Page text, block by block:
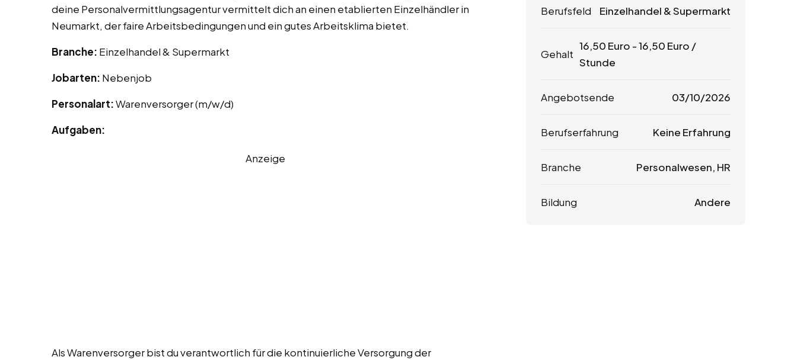
deine Personalvermittlungsagentur vermittelt dich an einen etablierten Einzelhändler in
Neumarkt, der faire Arbeitsbedingungen und ein gutes Arbeitsklima bietet.
Branche: Einzelhandel & Supermarkt
Jobarten: Nebenjob
Personalart:Warenversorger (m/w/d)
Aufgaben:
Anzeige
Als Warenversorger bist du verantwortlich für die kontinuierliche Versorgung der
Berufsfeld Einzelhandel & Supermarkt
Gehalt
16,50 Euro -16,50 Euro /
Stunde
Angebotsende 03/10/2026
Berufserfahrung Keine Erfahrung
Branche Personalwesen, HR
Bildung Andere